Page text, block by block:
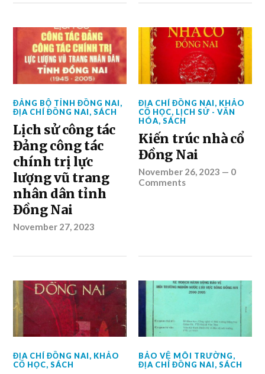
ĐẢNG BỘ TỈNH ĐỒNG NAI,
ĐỊA CHÍ ĐỒNG NAI,SÁCH
Lịch sử công tác
Đảng công tác
chính trị lực
lượng vũ trang
nhân dân tỉnh
Đồng Nai
November 27, 2023
ĐỊA CHÍ ĐỒNG NAI, KHẢO
CỔ HỌC, LỊCH SỬ - VĂN
HÓA,SÁCH
Kiến trúc nhà cổ
Đồng Nai
November 26, 2023 — 0
Comments
ĐỊA CHÍ ĐỒNG NAI, KHẢO
CỔ HỌC,SÁCH
BẢO VỆ MÔI TRƯỜNG,
ĐỊA CHÍ ĐỒNG NAI,SÁCH